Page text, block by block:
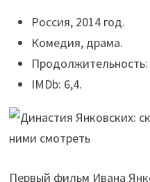
Россия, 2014 год.
Комедия, драма.
Продолжительность:
IMDb: 6,4.
Первый фильм Ивана